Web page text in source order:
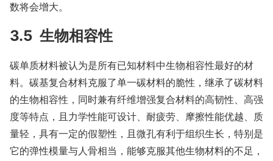
数将会增大。
3.5 生物相容性
碳单质材料被认为是所有已知材料中生物相容性最好的材
料。碳基复合材料克服了单一碳材料的脆性，继承了碳材料
的生物相容性，同时兼有纤维增强复合材料的高韧性、高强
度等特点，且力学性能可设计、耐疲劳、摩擦性能优越、质
量轻，具有一定的假塑性，且微孔有利于组织生长，特别是
它的弹性模量与人骨相当，能够克服其他生物材料的不足，